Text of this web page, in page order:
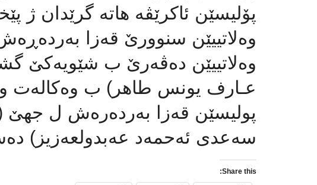
پۆلیسێن ئاکرێڤە هاتە گرێدان ژ
وه‌لاتییێن سنوورێ قەزا
وه‌لاتییێن دەڤەرێ ب شێویەکێ
عـارف یونس طاهر) ب وەکالەت
پولیسێن قەزا بەردەرەش ل جهێ
سه‌عدی ئه‌حمه‌د عه‌بدولعه‌زیز)
Share this: